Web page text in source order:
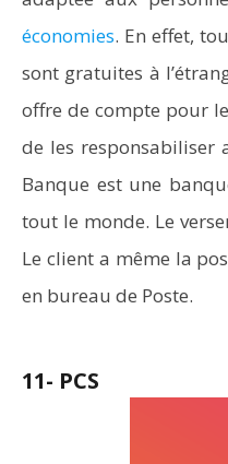
économies. En effet,
sont gratuites à
offre de compte pour
de les responsabiliser
Banque est une
tout le monde. Le
Le client a même la
en bureau de Poste.
11- PCS